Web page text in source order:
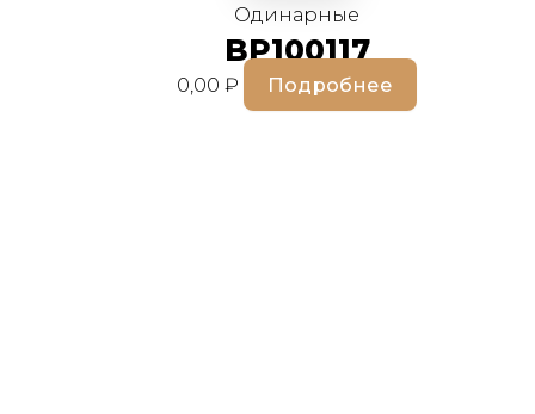
Одинарные
BP100117
0,00₽ Подробнее